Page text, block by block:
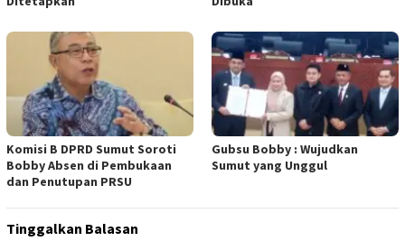
Komisi B DPRD Sumut Soroti
Bobby Absen di Pembukaan
dan Penutupan PRSU
Gubsu Bobby : Wujudkan
Sumut yang Unggul
Tinggalkan Balasan